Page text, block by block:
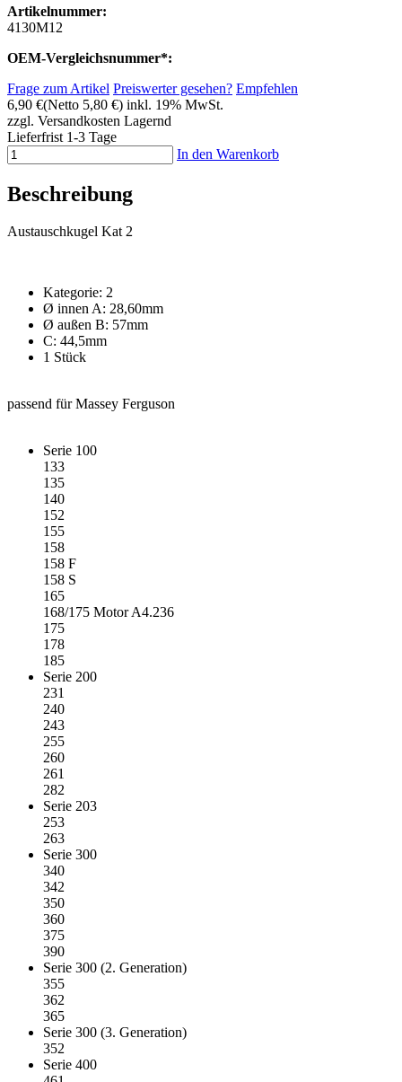
Artikelnummer:
4130M12
OEM-Vergleichsnummer*:
Frage zum Artikel Preiswerter gesehen? Empfehlen
6,90 €(Netto 5,80 €) inkl. 19% MwSt.
zzgl. Versandkosten Lagernd
Lieferfrist 1-3 Tage
In den Warenkorb
Beschreibung
Austauschkugel Kat 2
Kategorie: 2
Ø innen A: 28,60mm
Ø außen B: 57mm
C: 44,5mm
1 Stück
passend für Massey Ferguson
Serie 100
133
135
140
152
155
158
158 F
158 S
165
168/175 Motor A4.236
175
178
185
Serie 200
231
240
243
255
260
261
282
Serie 203
253
263
Serie 300
340
342
350
360
375
390
Serie 300 (2. Generation)
355
362
365
Serie 300 (3. Generation)
352
Serie 400